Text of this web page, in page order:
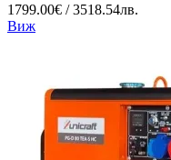
1799.00€ / 3518.54лв.
Виж